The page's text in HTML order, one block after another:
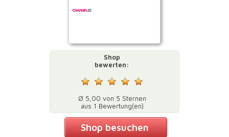
Shop
bewerten:
Ø 5,00 von 5 Sternen
aus 1 Bewertung(en)
Shop besuchen